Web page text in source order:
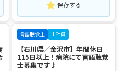
保存する
言語聴覚士 正社員
【石川県／金沢市】年間休日
115日以上！病院にて言語聴覚
士募集です♪